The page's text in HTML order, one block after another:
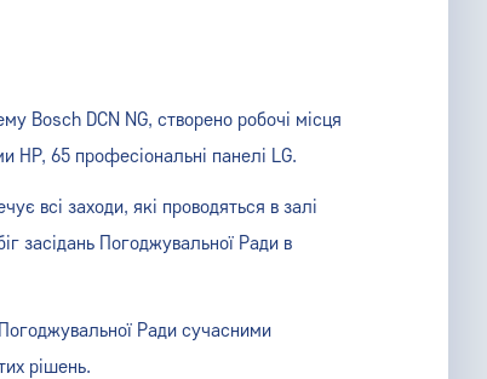
Bosch DCN NG, створено робочі місця
HP, 65 професіональні панелі LG.
всі заходи, які проводяться в залі
засідань Погоджувальної Ради в
Погоджувальної Ради сучасними
рішень.